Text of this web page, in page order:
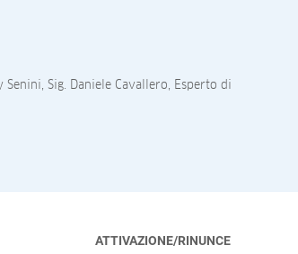
Sig. Daniele Cavallero, Esperto di
ATTIVAZIONE/RINUNCE